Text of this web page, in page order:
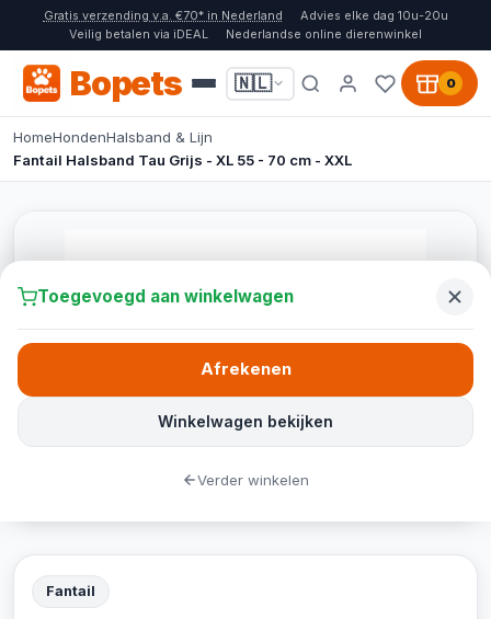
Gratis verzending v.a. €70* in Nederland
Advies elke dag 10u-20u
Veilig betalen via iDEAL
Nederlandse online dierenwinkel
Bopets 🇳🇱 0
HomeHondenHalsband & Lijn
Fantail Halsband Tau Grijs - XL 55 - 70 cm - XXL
Fantail
Toegevoegd aan winkelwagen
Winkelwagen bekijken
Afrekenen
Verder winkelen